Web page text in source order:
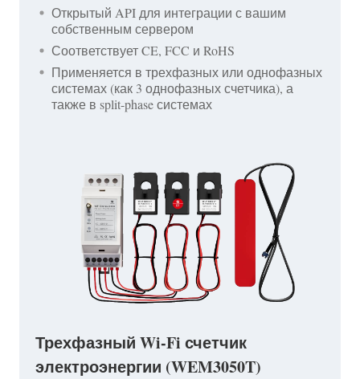
Открытый API для интеграции с вашим
собственным сервером
Соответствует CE, FCC и RoHS
Применяется в трехфазных или однофазных
системах (как 3 однофазных счетчика), а
также в split-phase системах
Трехфазный Wi-Fi счетчик
электроэнергии (WEM3050T)